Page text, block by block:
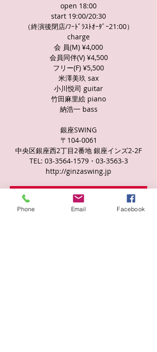
open 18:00
start 19:00/20:30
（終演後閉店/ﾌｰﾄﾞﾗｽﾄｵｰﾀﾞｰ21:00）
charge
会 員(M) ¥4,000
会員同伴(V) ¥4,500
フリー(F) ¥5,500
米澤美玖 sax
小川悦司 guitar
竹田麻里絵 piano
納浩一 bass
銀座SWING
〒104-0061
中央区銀座西2丁目2番地 銀座インズ2-2F
TEL: 03-3564-1579・03-3563-3
http://ginzaswing.jp
チケットは販売されていません
他のイベントを見る
Phone Email Facebook